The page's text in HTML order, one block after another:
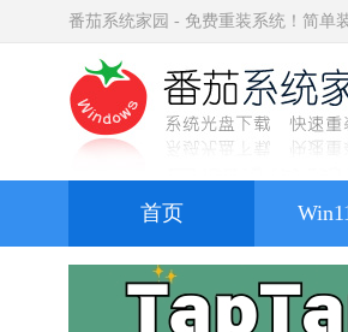
番茄系统家园 - 免费重装系统！简单
首页